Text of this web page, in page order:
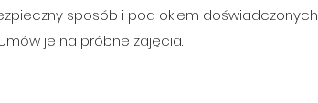
sposób i pod okiem doświadczonych
je na próbne zajęcia.